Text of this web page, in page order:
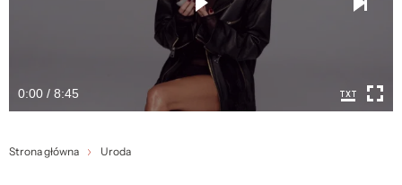
0:00 / 8:45
Strona główna Uroda